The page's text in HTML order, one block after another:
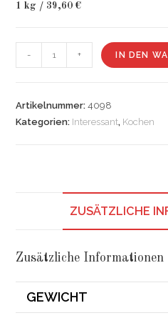
1 kg / 39,60 €
und
Menge
- + IN DEN
Artikelnummer:4098
Kategorien: Interessant, Kochen
ZUSÄTZLICHE
Zusätzliche Informationen
GEWICHT